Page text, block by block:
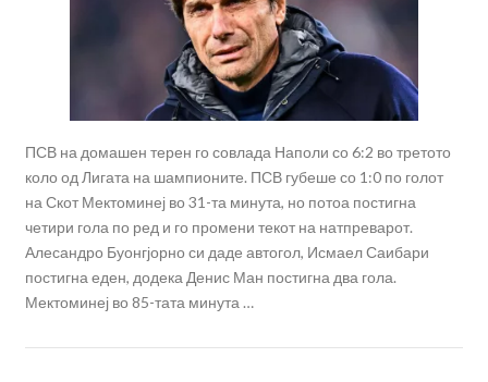
ПСВ на домашен терен го совлада Наполи со 6:2 во третото
коло од Лигата на шампионите. ПСВ губеше со 1:0 по голот
на Скот Мектоминеј во 31-та минута, но потоа постигна
четири гола по ред и го промени текот на натпреварот.
Алесандро Буонгјорно си даде автогол, Исмаел Саибари
постигна еден, додека Денис Ман постигна два гола.
Мектоминеј во 85-тата минута …